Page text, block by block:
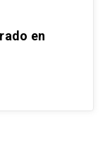
en